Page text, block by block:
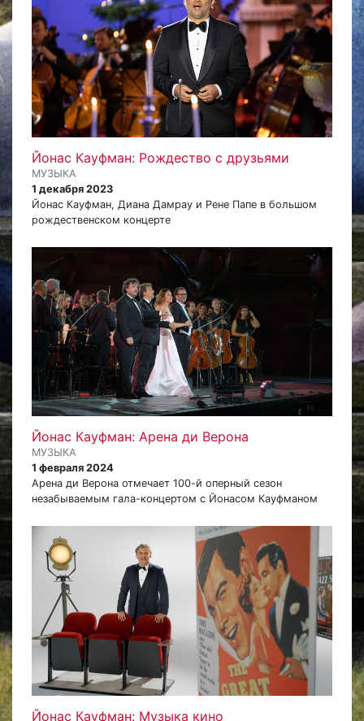
Йонас Кауфман: Рождество с друзьями
МУЗЫКА
1 декабря 2023
Йонас Кауфман, Диана Дамрау и Рене Папе в большом
рождественском концерте
Йонас Кауфман: Арена ди Верона
МУЗЫКА
1 февраля 2024
Арена ди Верона отмечает 100-й оперный сезон
незабываемым гала-концертом с Йонасом Кауфманом
Йонас Кауфман: Музыка кино